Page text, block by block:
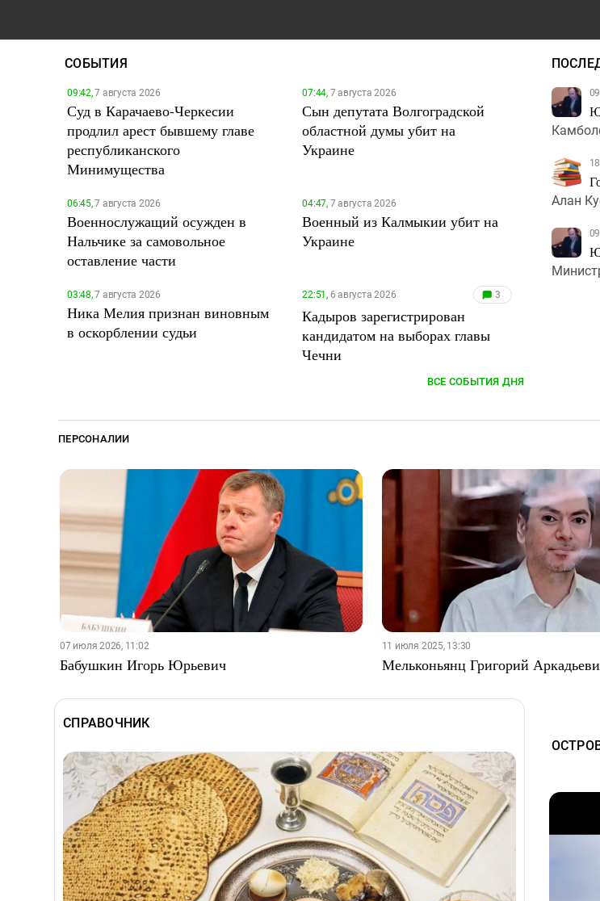
СОБЫТИЯ
09:42,7 августа 2026
Суд в Карачаево-Черкесии
продлил арест бывшему главе
республиканского
Минимущества
07:44,7 августа 2026
Сын депутата Волгоградской
областной думы убит на
Украине
06:45,7 августа 2026
Военнослужащий осужден в
Нальчике за самовольное
оставление части
04:47,7 августа 2026
Военный из Калмыкии убит на
Украине
03:48,7 августа 2026
Ника Мелия признан виновным
в оскорблении судьи
22:51,6 августа 2026 3
Кадыров зарегистрирован
кандидатом на выборах главы
Чечни
ВСЕ СОБЫТИЯ ДНЯ
Алан
ПЕРСОНАЛИИ
07 июля 2026, 11:02
Бабушкин Игорь Юрьевич
11 июля 2025, 13:30
Мельконьянц Григорий
СПРАВОЧНИК